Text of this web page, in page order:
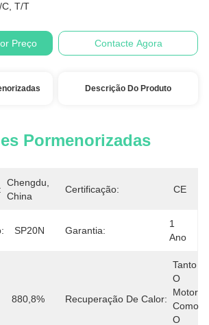
C, T/T
Preço Contacte Agora
Descrição Do Produto
Pormenorizadas
Chengdu,
China
Certificação: CE
SP20N Garantia:
1
Ano
880,8% Recuperação De Calor:
Tanto
O
Motor
Como
O